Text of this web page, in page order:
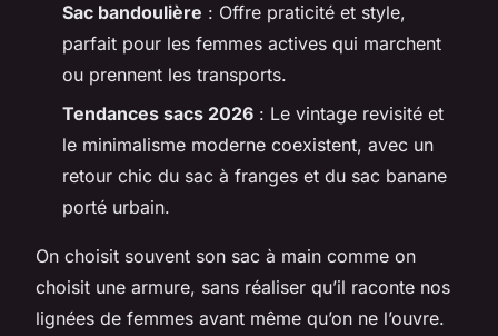
Sac bandoulière : Offre praticité et style,
parfait pour les femmes actives qui marchent
ou prennent les transports.
Tendances sacs 2026 : Le vintage revisité et
le minimalisme moderne coexistent, avec un
retour chic du sac à franges et du sac banane
porté urbain.
On choisit souvent son sac à main comme on
choisit une armure, sans réaliser qu’il raconte nos
lignées de femmes avant même qu’on ne l’ouvre.